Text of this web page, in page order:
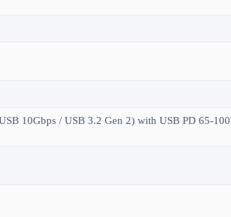
10Gbps / USB 3.2 Gen 2) with USB PD 65-